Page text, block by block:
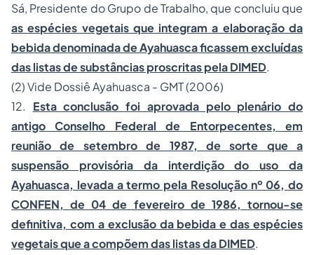
Sá, Presidente do Grupo de Trabalho, que concluiu que
as espécies vegetais que integram a elaboração da
bebida denominada de Ayahuasca ficassem excluídas
das listas de substâncias proscritas pela DIMED.
(2) Vide Dossiê Ayahuasca - GMT (2006)
12. Esta conclusão foi aprovada pelo plenário do
antigo Conselho Federal de Entorpecentes, em
reunião de setembro de 1987, de sorte que a
suspensão provisória da interdição do uso da
Ayahuasca, levada a termo pela Resolução nº 06, do
CONFEN, de 04 de fevereiro de 1986, tornou-se
definitiva, com a exclusão da bebida e das espécies
vegetais que a compõem das listas da DIMED.